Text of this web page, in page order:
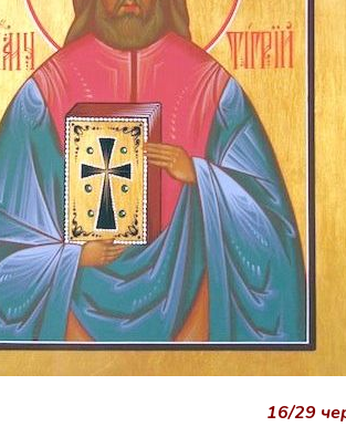
16/29